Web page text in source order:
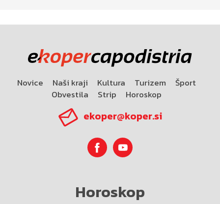
Novice Naši kraji Kultura Turizem
Šport
Obvestila
Strip Horoskop
ekoper@koper.si
Horoskop